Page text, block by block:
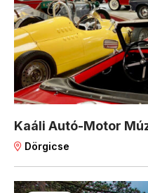
Kaáli Autó-Motor
Dörgicse